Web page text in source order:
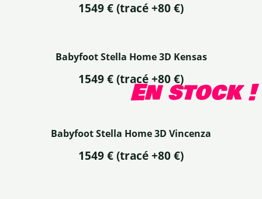
1549 € (tracé +80 €)
Babyfoot Stella Home 3D Kensas
1549 €(tracé +80 €)
En stock !
Babyfoot Stella Home 3D Vincenza
1549 €(tracé +80 €)